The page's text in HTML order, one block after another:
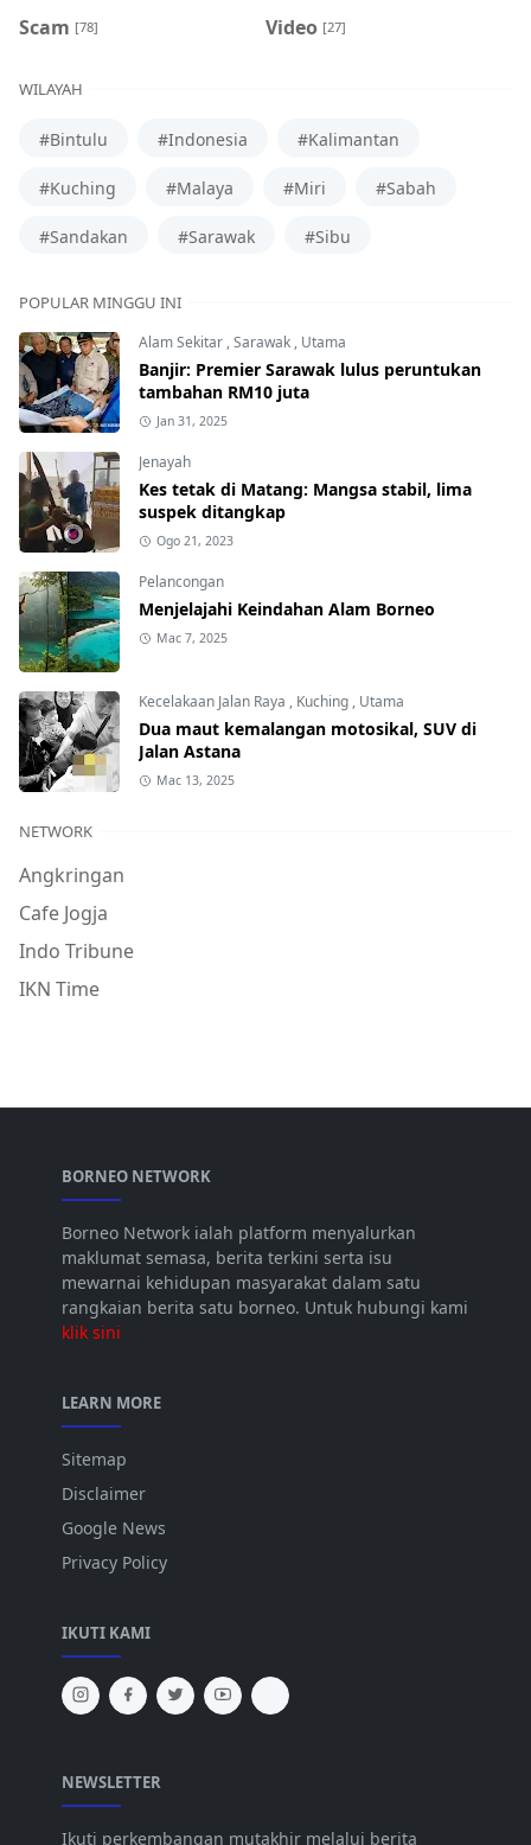
Scam [78] Video [27]
WILAYAH
#Bintulu #Indonesia #Kalimantan
#Kuching #Malaya #Miri #Sabah
#Sandakan #Sarawak #Sibu
POPULAR MINGGU INI
Alam Sekitar ,Sarawak , Utama
Banjir: Premier Sarawak lulus peruntukan
tambahan RM10 juta
Jan 31, 2025
Jenayah
Kes tetak di Matang: Mangsa stabil, lima
suspek ditangkap
Ogo 21, 2023
Pelancongan
Menjelajahi Keindahan Alam Borneo
Mac 7, 2025
Kecelakaan Jalan Raya , Kuching , Utama
Dua maut kemalangan motosikal, SUV di
Jalan Astana
Mac 13, 2025
NETWORK
Angkringan
Cafe Jogja
Indo Tribune
IKN Time
BORNEO NETWORK
Borneo Network ialah platform menyalurkan
maklumat semasa, berita terkini serta isu
mewarnai kehidupan masyarakat dalam satu
rangkaian berita satu borneo. Untuk hubungi kami
klik sini
LEARN MORE
Sitemap
Disclaimer
Google News
Privacy Policy
IKUTI KAMI
NEWSLETTER
Ikuti perkembangan mutakhir melalui berita